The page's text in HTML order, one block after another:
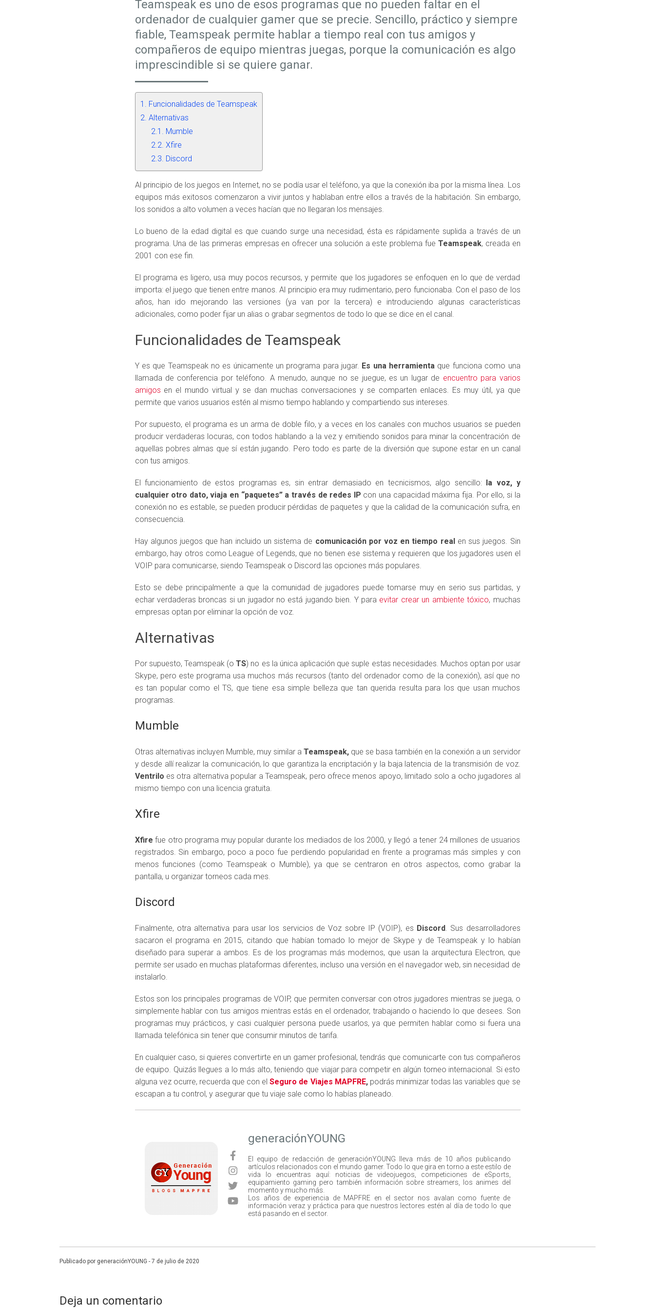
Teamspeak es uno de esos programas que no pueden faltar en el
ordenador de cualquier gamer que se precie. Sencillo, práctico y siempre
fiable, Teamspeak permite hablar a tiempo real con tus amigos y
compañeros de equipo mientras juegas, porque la comunicación es algo
imprescindible si se quiere ganar.
Funcionalidades de Teamspeak
Alternativas
Mumble
Xfire
Discord
Al principio de los juegos en Internet, no se podía usar el teléfono, ya que la conexión iba por la misma línea. Los
equipos más exitosos comenzaron a vivir juntos y hablaban entre ellos a través de la habitación. Sin embargo,
los sonidos a alto volumen a veces hacían que no llegaran los mensajes.
Lo bueno de la edad digital es que cuando surge una necesidad, ésta es rápidamente suplida a través de un
programa. Una de las primeras empresas en ofrecer una solución a este problema fue Teamspeak, creada en
2001 con ese fin.
El programa es ligero, usa muy pocos recursos, y permite que los jugadores se enfoquen en lo que de verdad
importa: el juego que tienen entre manos. Al principio era muy rudimentario, pero funcionaba. Con el paso de los
años, han ido mejorando las versiones (ya van por la tercera) e introduciendo algunas características
adicionales, como poder fijar un alias o grabar segmentos de todo lo que se dice en el canal.
Funcionalidades de Teamspeak
Y es que Teamspeak no es únicamente un programa para jugar. Es una herramienta que funciona como una
llamada de conferencia por teléfono. A menudo, aunque no se juegue, es un lugar de encuentro para varios
amigos en el mundo virtual y se dan muchas conversaciones y se comparten enlaces. Es muy útil, ya que
permite que varios usuarios estén al mismo tiempo hablando y compartiendo sus intereses.
Por supuesto, el programa es un arma de doble filo, y a veces en los canales con muchos usuarios se pueden
producir verdaderas locuras, con todos hablando a la vez y emitiendo sonidos para minar la concentración de
aquellas pobres almas que sí están jugando. Pero todo es parte de la diversión que supone estar en un canal
con tus amigos.
El funcionamiento de estos programas es, sin entrar demasiado en tecnicismos, algo sencillo: la voz, y
cualquier otro dato, viaja en “paquetes” a través de redes IP con una capacidad máxima fija. Por ello, si la
conexión no es estable, se pueden producir pérdidas de paquetes y que la calidad de la comunicación sufra, en
consecuencia.
Hay algunos juegos que han incluido un sistema de comunicación por voz en tiempo realen sus juegos. Sin
embargo, hay otros como League of Legends, que no tienen ese sistema y requieren que los jugadores usen el
VOIP para comunicarse, siendo Teamspeak o Discord las opciones más populares.
Esto se debe principalmente a que la comunidad de jugadores puede tomarse muy en serio sus partidas, y
echar verdaderas broncas si un jugador no está jugando bien. Y para evitar crear un ambiente tóxico, muchas
empresas optan por eliminar la opción de voz.
Alternativas
Por supuesto, Teamspeak (oTS) no es la única aplicación que suple estas necesidades. Muchos optan por usar
Skype, pero este programa usa muchos más recursos (tanto del ordenador como de la conexión), así que no
es tan popular como el TS, que tiene esa simple belleza que tan querida resulta para los que usan muchos
programas.
Mumble
Otras alternativas incluyen Mumble, muy similar a Teamspeak,que se basa también en la conexión a un servidor
y desde allí realizar la comunicación, lo que garantiza la encriptación y la baja latencia de la transmisión de voz.
Ventrilo es otra alternativa popular a Teamspeak, pero ofrece menos apoyo, limitado solo a ocho jugadores al
mismo tiempo con una licencia gratuita.
Xfire
Xfire fue otro programa muy popular durante los mediados de los 2000, y llegó a tener 24 millones de usuarios
registrados. Sin embargo, poco a poco fue perdiendo popularidad en frente a programas más simples y con
menos funciones (como Teamspeak o Mumble), ya que se centraron en otros aspectos, como grabar la
pantalla, u organizar torneos cada mes.
Discord
Finalmente, otra alternativa para usar los servicios de Voz sobre IP (VOIP), es Discord. Sus desarrolladores
sacaron el programa en 2015, citando que habían tomado lo mejor de Skype y de Teamspeak y lo habían
diseñado para superar a ambos. Es de los programas más modernos, que usan la arquitectura Electron, que
permite ser usado en muchas plataformas diferentes, incluso una versión en el navegador web, sin necesidad de
instalarlo.
Estos son los principales programas de VOIP, que permiten conversar con otros jugadores mientras se juega, o
simplemente hablar con tus amigos mientras estás en el ordenador, trabajando o haciendo lo que desees. Son
programas muy prácticos, y casi cualquier persona puede usarlos, ya que permiten hablar como si fuera una
llamada telefónica sin tener que consumir minutos de tarifa.
En cualquier caso, si quieres convertirte en un gamer profesional, tendrás que comunicarte con tus compañeros
de equipo. Quizás llegues a lo más alto, teniendo que viajar para competir en algún torneo internacional. Si esto
alguna vez ocurre, recuerda que con elSeguro de Viajes MAPFRE, podrás minimizar todas las variables que se
escapan a tu control, y asegurar que tu viaje sale como lo habías planeado.
generaciónYOUNG
El equipo de redacción de generaciónYOUNG lleva más de 10 años publicando
artículos relacionados con el mundo gamer. Todo lo que gira en torno a este estilo de
vida lo encuentras aquí: noticias de videojuegos, competiciones de eSports,
equipamiento gaming pero también información sobre streamers, los animes del
momento y mucho más.
Los años de experiencia de MAPFRE en el sector nos avalan como fuente de
información veraz y práctica para que nuestros lectores estén al día de todo lo que
está pasando en el sector.
Publicado por generaciónYOUNG - 7 de julio de 2020
Deja un comentario